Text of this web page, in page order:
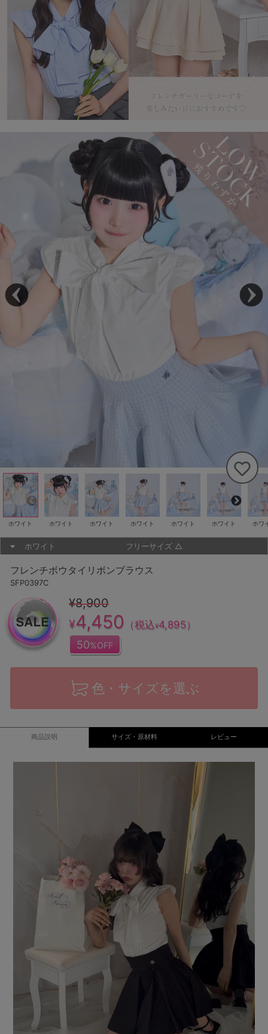
ホワイト ホワイト ホワイト ホワイト ホワイト ホワイト ホワ
ホワイト フリーサイズ △
フレンチボウタイリボンブラウス
SFP0397C
¥8,900
¥4,450 （税込¥4,895）
50%OFF
色・サイズを選ぶ
商品説明 サイズ・原材料 レビュー